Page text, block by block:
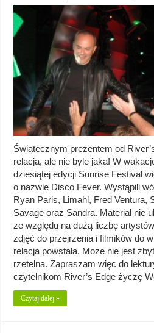
Świątecznym prezentem od
relacja, ale nie byle jaka! W
dziesiątej edycji Sunrise Festival
o nazwie Disco Fever. Wystąpili
Ryan Paris, Limahl, Fred Ventura,
Savage oraz Sandra. Materiał nie
ze względu na dużą liczbę
zdjęć do przejrzenia i filmików do
relacja powstała. Może nie jest
rzetelna. Zapraszam więc do
czytelnikom River’s Edge życzę
Czytaj dalej »